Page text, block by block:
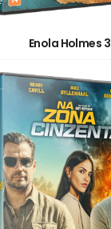
Enola Holmes 3